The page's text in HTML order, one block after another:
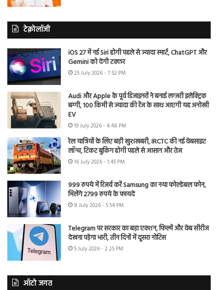
टेक्नोलॉजी
iOS 27 में नई Siri होगी पहले से ज्यादा स्मार्ट, ChatGPT और
Gemini को देगी टक्कर
25 July 2026 - 7:52 PM
Audi और Apple के पूर्व डिजाइनरों ने बनाई लग्जरी इलेक्ट्रिक
बग्गी, 100 किमी से ज्यादा की रेंज के साथ आएगी यह अनोखी
EV
19 July 2026 - 4:48 PM
रेल यात्रियों के लिए बड़ी खुशखबरी, IRCTC की नई वेबसाइट
लॉन्च, टिकट बुकिंग होगी पहले से आसान और तेज
16 July 2026 - 1:45 PM
999 रुपये में रिजर्व करें Samsung का नया फोल्डेबल फोन,
मिलेंगे 2799 रुपये के फायदे
8 July 2026 - 5:54 PM
Telegram पर सरकार का बड़ा एक्शन, फिल्में और वेब सीरीज
देखना पड़ेगा भारी, तीन दिनों में दूसरा नोटिस
5 July 2026 - 2:25 PM
ऑटो जगत